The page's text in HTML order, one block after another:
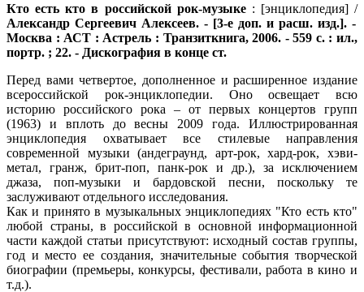
Кто есть кто в российской рок-музыке : [энциклопедия] /
Александр Сергеевич Алексеев. - [3-е доп. и расш. изд.]. -
Москва : АСТ : Астрель : Транзиткнига, 2006. - 559 с. : ил.,
портр. ; 22. - Дискография в конце ст.
Перед вами четвертое, дополненное и расширенное издание
всероссийской рок-энциклопедии. Оно освещает всю
историю российского рока ‒ от первых концертов групп
(1963) и вплоть до весны 2009 года. Иллюстрированная
энциклопедия охватывает все стилевые направления
современной музыки (андеграунд, арт-рок, хард-рок, хэви-
метал, гранж, брит-поп, панк-рок и др.), за исключением
джаза, поп-музыки и бардовской песни, поскольку те
заслуживают отдельного исследования.
Как и принято в музыкальных энциклопедиях "Кто есть кто"
любой страны, в российской в основной информационной
части каждой статьи присутствуют: исходный состав группы,
год и место ее создания, значительные события творческой
биографии (премьеры, конкурсы, фестивали, работа в кино и
т.д.).